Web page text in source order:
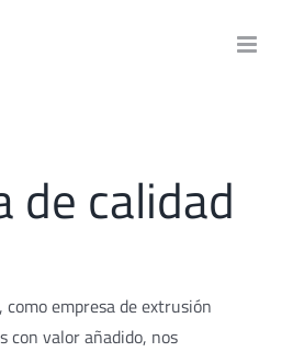
de calidad
como empresa de extrusión
con valor añadido, nos